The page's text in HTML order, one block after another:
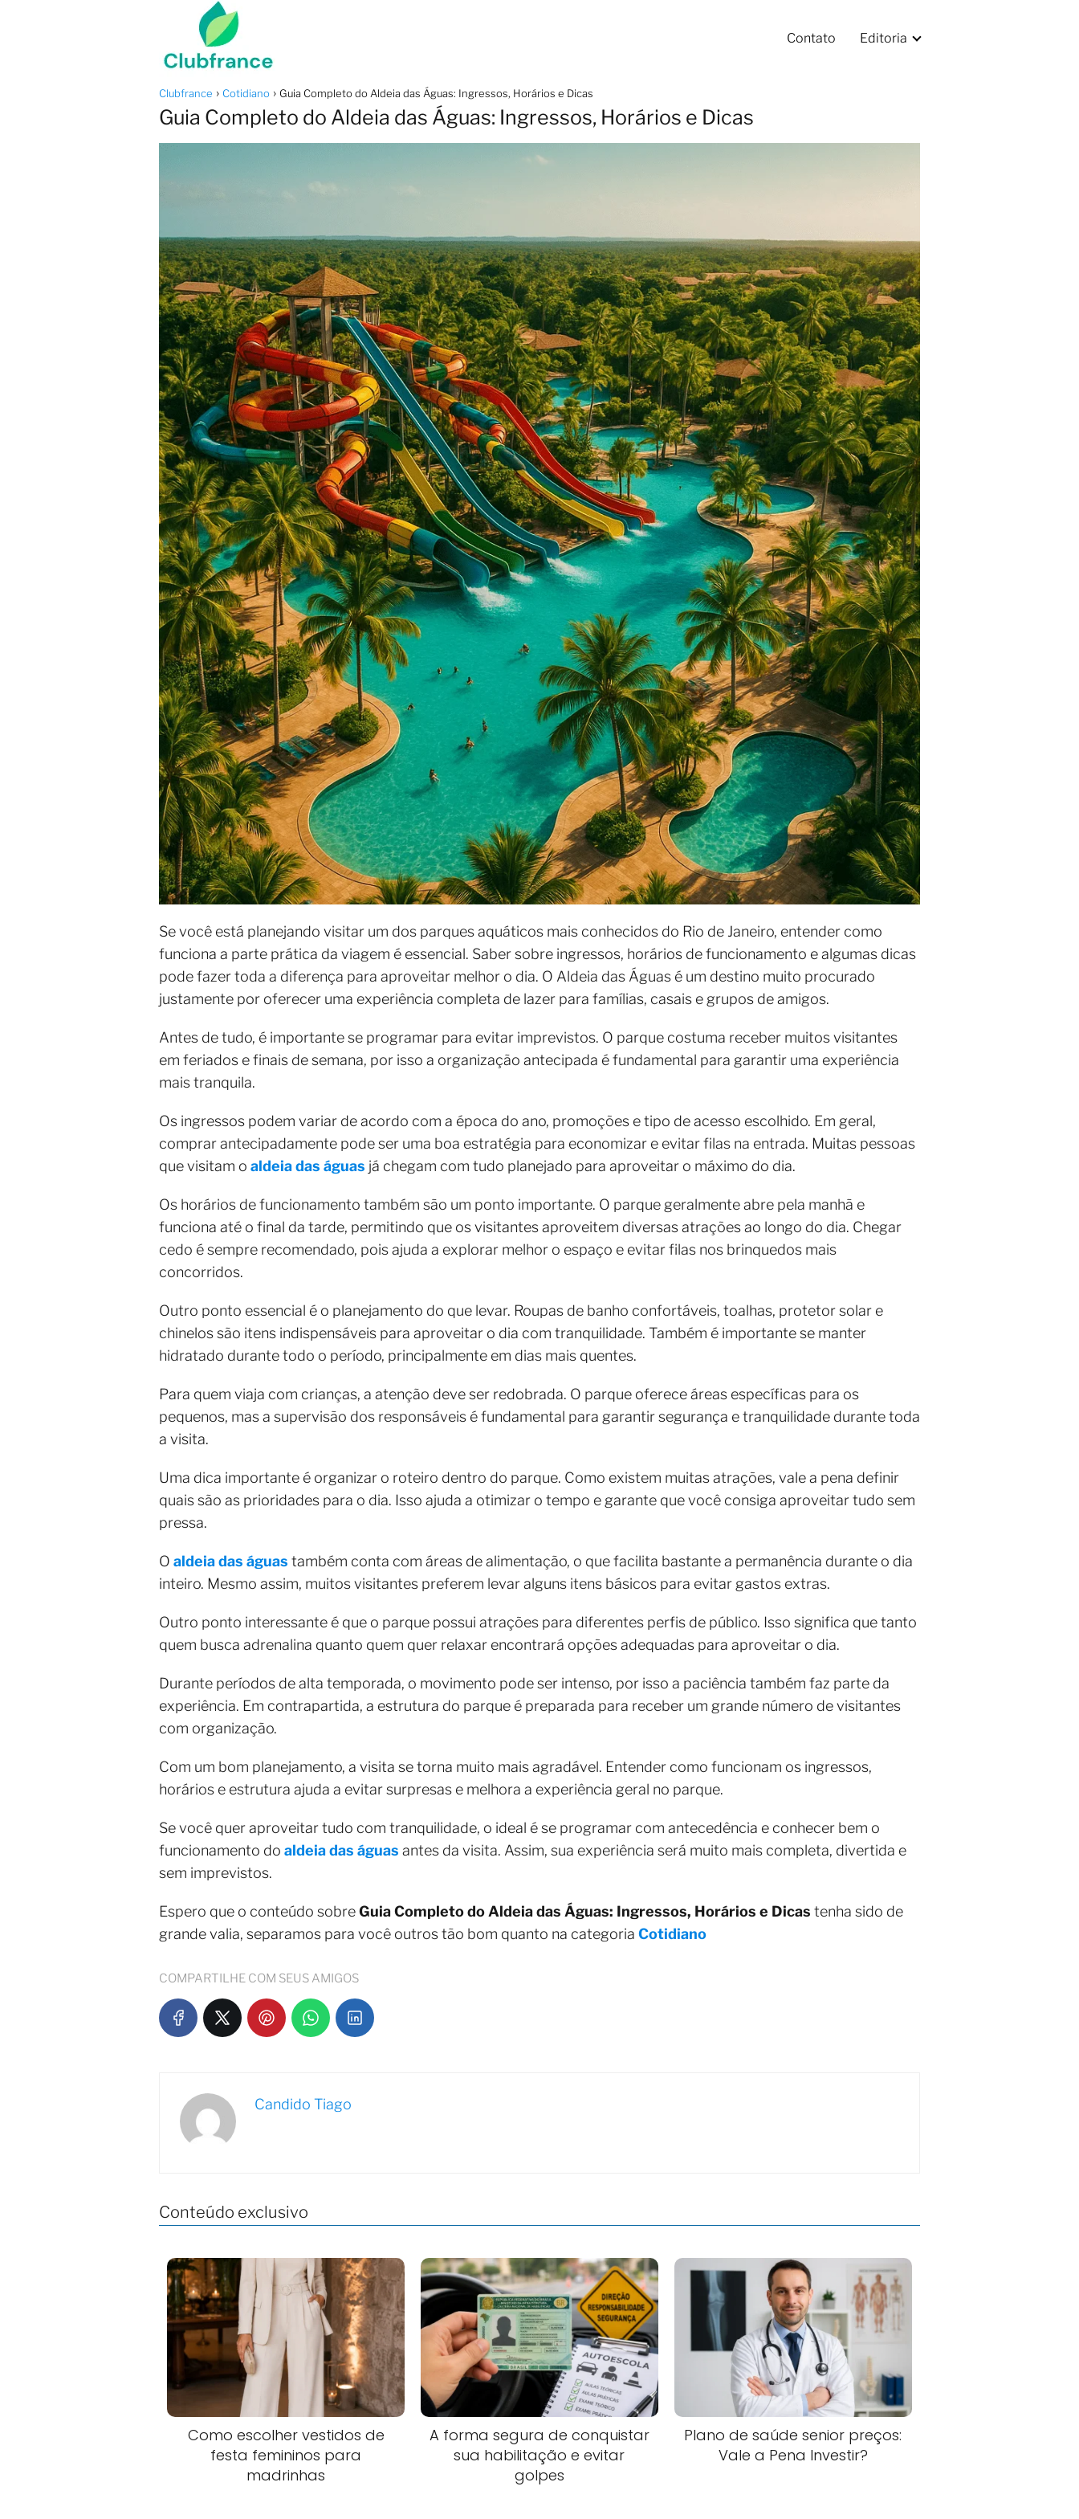
Contato Editoria
Clubfrance Cotidiano Guia Completo do Aldeia das Águas: Ingressos, Horários e Dicas
Guia Completo do Aldeia das Águas: Ingressos, Horários e Dicas
Se você está planejando visitar um dos parques aquáticos mais conhecidos do Rio de Janeiro, entender como
funciona a parte prática da viagem é essencial. Saber sobre ingressos, horários de funcionamento e algumas dicas
pode fazer toda a diferença para aproveitar melhor o dia. O Aldeia das Águas é um destino muito procurado
justamente por oferecer uma experiência completa de lazer para famílias, casais e grupos de amigos.
Antes de tudo, é importante se programar para evitar imprevistos. O parque costuma receber muitos visitantes
em feriados e finais de semana, por isso a organização antecipada é fundamental para garantir uma experiência
mais tranquila.
Os ingressos podem variar de acordo com a época do ano, promoções e tipo de acesso escolhido. Em geral,
comprar antecipadamente pode ser uma boa estratégia para economizar e evitar filas na entrada. Muitas pessoas
que visitam o aldeia das águas já chegam com tudo planejado para aproveitar o máximo do dia.
Os horários de funcionamento também são um ponto importante. O parque geralmente abre pela manhã e
funciona até o final da tarde, permitindo que os visitantes aproveitem diversas atrações ao longo do dia. Chegar
cedo é sempre recomendado, pois ajuda a explorar melhor o espaço e evitar filas nos brinquedos mais
concorridos.
Outro ponto essencial é o planejamento do que levar. Roupas de banho confortáveis, toalhas, protetor solar e
chinelos são itens indispensáveis para aproveitar o dia com tranquilidade. Também é importante se manter
hidratado durante todo o período, principalmente em dias mais quentes.
Para quem viaja com crianças, a atenção deve ser redobrada. O parque oferece áreas específicas para os
pequenos, mas a supervisão dos responsáveis é fundamental para garantir segurança e tranquilidade durante toda
a visita.
Uma dica importante é organizar o roteiro dentro do parque. Como existem muitas atrações, vale a pena definir
quais são as prioridades para o dia. Isso ajuda a otimizar o tempo e garante que você consiga aproveitar tudo sem
pressa.
O aldeia das águas também conta com áreas de alimentação, o que facilita bastante a permanência durante o dia
inteiro. Mesmo assim, muitos visitantes preferem levar alguns itens básicos para evitar gastos extras.
Outro ponto interessante é que o parque possui atrações para diferentes perfis de público. Isso significa que tanto
quem busca adrenalina quanto quem quer relaxar encontrará opções adequadas para aproveitar o dia.
Durante períodos de alta temporada, o movimento pode ser intenso, por isso a paciência também faz parte da
experiência. Em contrapartida, a estrutura do parque é preparada para receber um grande número de visitantes
com organização.
Com um bom planejamento, a visita se torna muito mais agradável. Entender como funcionam os ingressos,
horários e estrutura ajuda a evitar surpresas e melhora a experiência geral no parque.
Se você quer aproveitar tudo com tranquilidade, o ideal é se programar com antecedência e conhecer bem o
funcionamento do aldeia das águas antes da visita. Assim, sua experiência será muito mais completa, divertida e
sem imprevistos.
Espero que o conteúdo sobreGuia Completo do Aldeia das Águas: Ingressos, Horários e Dicas tenha sido de
grande valia, separamos para você outros tão bom quanto na categoria Cotidiano
COMPARTILHE COM SEUS AMIGOS
Candido Tiago
Conteúdo exclusivo
Como escolher vestidos de
festa femininos para
madrinhas
A forma segura de conquistar
sua habilitação e evitar
golpes
Plano de saúde senior preços:
Vale a Pena Investir?